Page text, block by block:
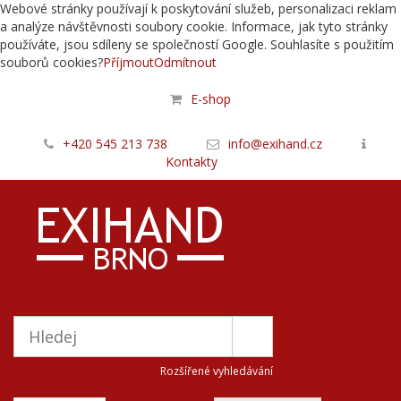
Webové stránky používají k poskytování služeb, personalizaci reklam
a analýze návštěvnosti soubory cookie. Informace, jak tyto stránky
používáte, jsou sdíleny se společností Google. Souhlasíte s použitím
souborů cookies?PříjmoutOdmítnout
E-shop
+420 545 213 738
info@exihand.cz
Kontakty
Rozšířené vyhledávání